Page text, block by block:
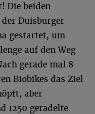
Die beiden
Duisburger
gestartet, um
auf den Weg
gerade mal 8
Biobikes das Ziel
aber
1250 geradelte